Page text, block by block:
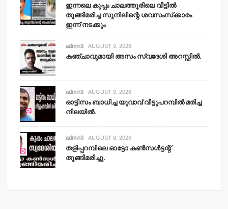
ഇന്നലെ കുപ്പം ചാലത്തൂരിലെ വീട്ടില്‍
തൂങ്ങിമരിച്ച സുനിലിന്റെ ശവസംസ്‌ക്കാരം
ഇന്ന് നടക്കും
admin3 AUGUST 9, 2026
കഞ്ചാവുമായി അസം സ്വദേശി അറസ്റ്റില്‍.
admin3 AUGUST 9, 2026
ഓട്ടിസം ബാധിച്ച യുവാവ് വീട്ടുപറമ്പില്‍ മരിച്ച
നിലയില്‍.
admin3 AUGUST 8, 2026
തളിപ്പറമ്പിലെ ഓട്ടോ കണ്‍സള്‍ട്ടന്റ്
തൂങ്ങിമരിച്ചു.